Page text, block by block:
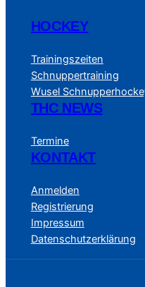
HOCKEY
Trainingszeiten
Schnuppertraining
Wusel
THC NEWS
Termine
KONTAKT
Anmelden
Registrierung
Impressum
Datenschutzerklärung